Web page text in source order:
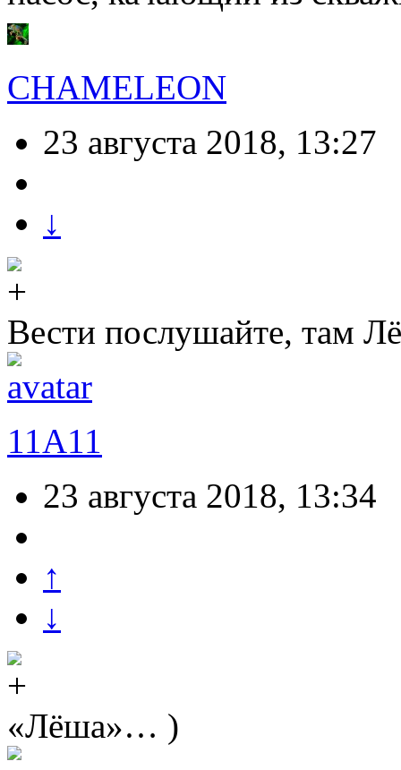
CHAMELEON
23 августа 2018, 13:27
↓
Вести послушайте, там
11A11
23 августа 2018, 13:34
↑
↓
«Лёша»… )